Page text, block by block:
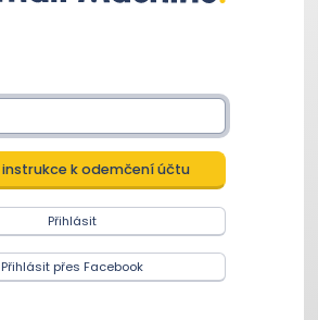
Přihlásit
Přihlásit přes Facebook